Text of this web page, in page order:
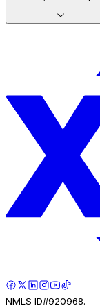
NMLS ID#920968.